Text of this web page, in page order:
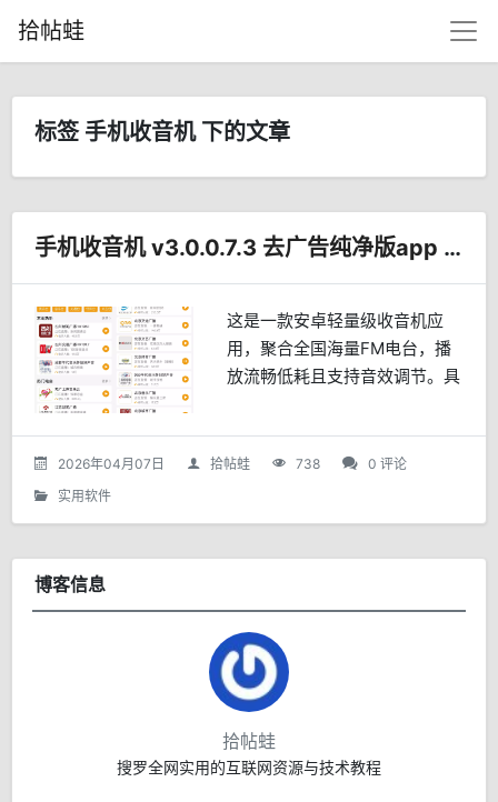
拾帖蛙
标签 手机收音机 下的文章
手机收音机 v3.0.0.7.3 去广告纯净版app | 随身电台，声动世界
这是一款安卓轻量级收音机应
用，聚合全国海量FM电台，播
放流畅低耗且支持音效调节。具
能，界面简洁易用，适合广播爱
好者、学生及中老年用户日常收
2026年04月07日 拾帖蛙 738
0 评论
实用软件
博客信息
拾帖蛙
搜罗全网实用的互联网资源与技术教程